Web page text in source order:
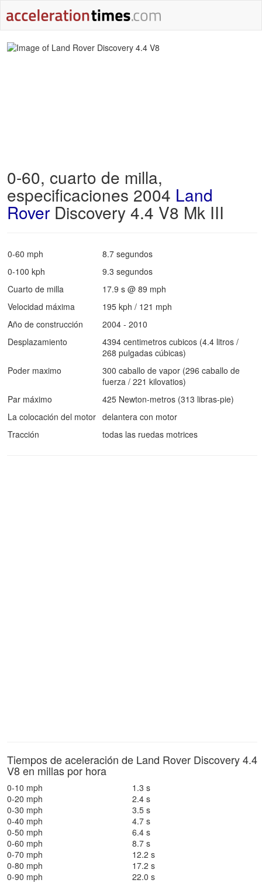
0-60, cuarto de milla,
especificaciones 2004 Land
Rover Discovery 4.4 V8 Mk III
0-60 mph
8.7 segundos
0-100 kph
9.3 segundos
Cuarto de milla
17.9 s @ 89 mph
Velocidad máxima
195 kph / 121 mph
Año de construcción
2004 - 2010
Desplazamiento
4394 centimetros cubicos (4.4 litros /
268 pulgadas cúbicas)
Poder maximo
300 caballo de vapor (296 caballo de
fuerza / 221 kilovatios)
Par máximo
425 Newton-metros (313 libras-pie)
La colocación del motor delantera con motor
Tracción
todas las ruedas motrices
Tiempos de aceleración de Land Rover Discovery 4.4
V8 en millas por hora
0-10 mph
1.3 s
0-20 mph
2.4 s
0-30 mph
3.5 s
0-40 mph
4.7 s
0-50 mph
6.4 s
0-60 mph
8.7 s
0-70 mph
12.2 s
0-80 mph
17.2 s
0-90 mph
22.0 s